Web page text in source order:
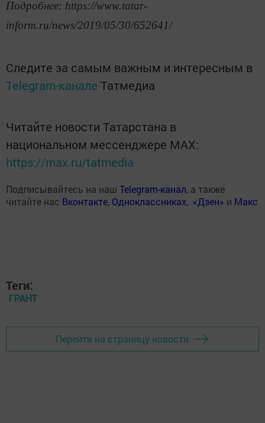
Подробнее: https://www.tatar-
inform.ru/news/2019/05/30/652641/
Следите за самым важным и интересным в
Telegram-канале Татмедиа
Читайте новости Татарстана в
национальном мессенджере MАХ:
https://max.ru/tatmedia
Подписывайтесь на наш Telegram-канал, а также
читайте нас Вконтакте, Одноклассниках, «Дзен» и Макс
Теги:
ГРАНТ
Перейти на страницу новости